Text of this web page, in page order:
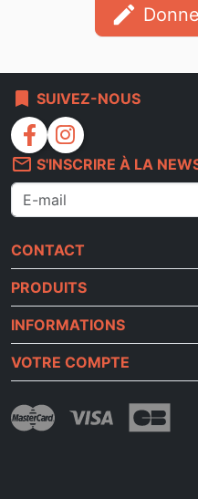
edit
bookmark SUIVEZ-NOUS
facebook
instagram
mail_outline S'INSCRIRE À LA
CONTACT
PRODUITS
INFORMATIONS
VOTRE COMPTE